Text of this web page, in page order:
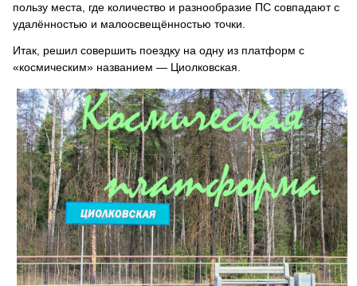
пользу места, где количество и разнообразие ПС совпадают с
удалённостью и малоосвещённостью точки.
Итак, решил совершить поездку на одну из платформ с
«космическим» названием — Циолковская.